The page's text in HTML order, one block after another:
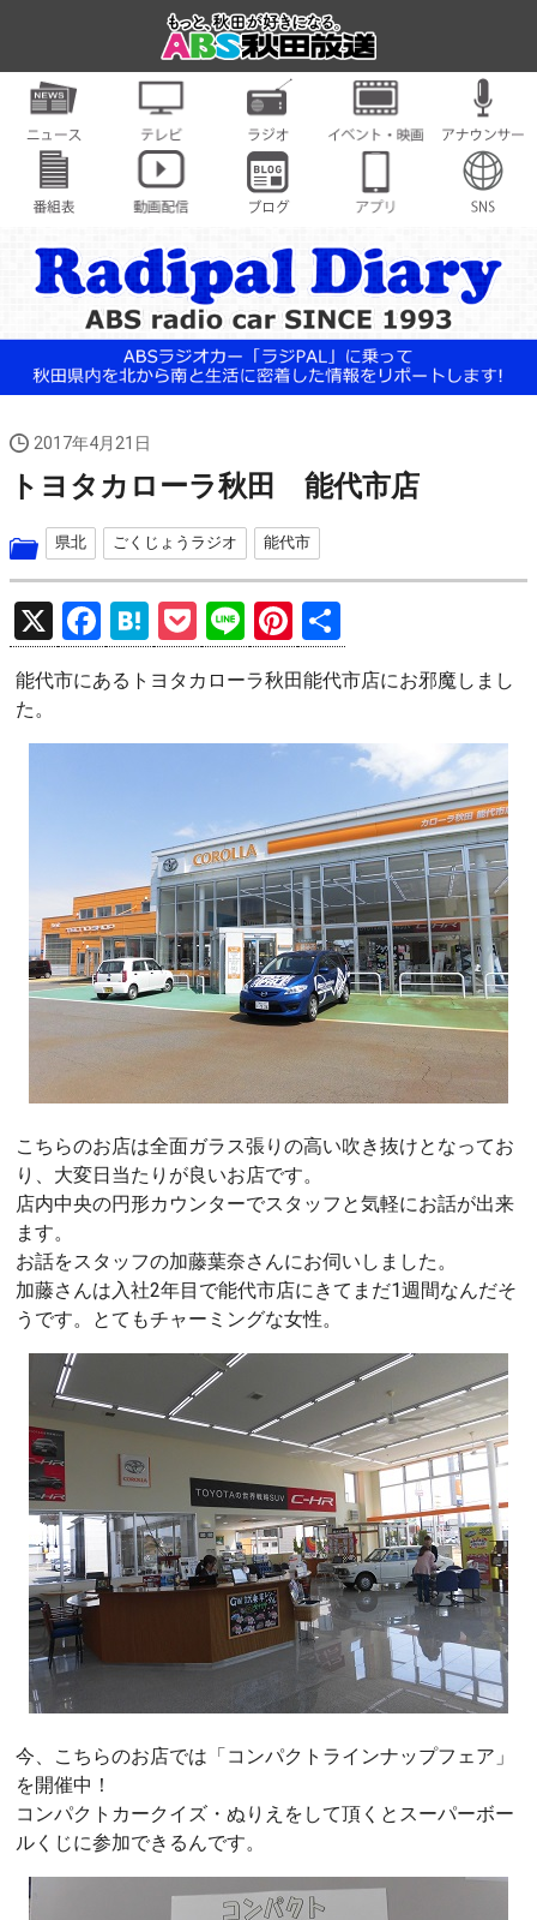
2017年4月21日
トヨタカローラ秋田 能代市店
県北 ごくじょうラジオ 能代市
X
F
a
ce
b
H
at
e
n
P
o
ck
et
Li
n
e
Pi
nt
er
es
有
能代市にあるトヨタカローラ秋田能代市店にお邪魔しまし
た。
こちらのお店は全面ガラス張りの高い吹き抜けとなってお
り、大変日当たりが良いお店です。
店内中央の円形カウンターでスタッフと気軽にお話が出来
ます。
お話をスタッフの加藤葉奈さんにお伺いしました。
加藤さんは入社2年目で能代市店にきてまだ1週間なんだそ
うです。とてもチャーミングな女性。
今、こちらのお店では「コンパクトラインナップフェア」
を開催中！
コンパクトカークイズ・ぬりえをして頂くとスーパーボー
ルくじに参加できるんです。